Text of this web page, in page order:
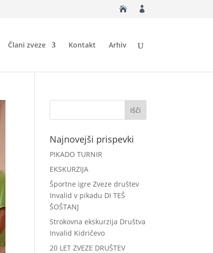
Člani zveze Kontakt Arhiv
Najnovejši prispevki
PIKADO TURNIR
EKSKURZIJA
Športne igre Zveze društev
Invalid v pikadu DI TEŠ
ŠOŠTANJ
Strokovna ekskurzija Društva
Invalid Kidričevo
20 LET ZVEZE DRUŠTEV